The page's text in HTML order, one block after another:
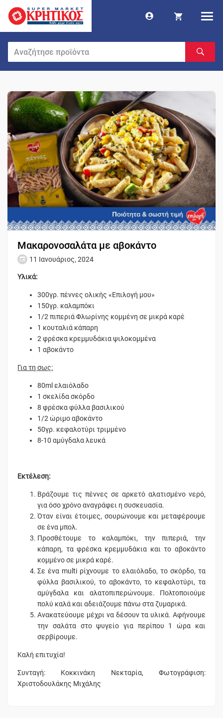
Μακαρονοσαλάτα με αβοκάντο
11 Ιανουάριος, 2024
Υλικά:
300γρ. πέννες ολικής «Επιλογή μου»
150γρ. καλαμπόκι
1/2 πιπεριά Φλωρίνης κομμένη σε μικρά καρέ
1 κουταλιά κάπαρη
2 φρέσκα κρεμμυδάκια ψιλοκομμένα
1 αβοκάντο
Για τη σως:
80ml ελαιόλαδο
1 σκελίδα σκόρδο
8 φρέσκα φύλλα βασιλικού
1/2 ώριμο αβοκάντο
50γρ. κεφαλοτύρι τριμμένο
8-10 αμύγδαλα λευκά
Εκτέλεση:
Βράζουμε τις πέννες σε αρκετό αλατισμένο νερό,
για όσο χρόνο αναγράφει η συσκευασία.
Όταν είναι έτοιμες, σουρώνουμε και μεταφέρουμε
σε ένα μπολ.
Προσθέτουμε το καλαμπόκι, την πιπεριά, την
κάπαρη, τα φρέσκα κρεμμυδάκια και το αβοκάντο
κομμένο σε μικρά καρέ.
Σε ένα multi ρίχνουμε το ελαιόλαδο, το σκόρδο, τα
φύλλα βασιλικού, το αβοκάντο, το κεφαλοτύρι, τα
αμύγδαλα και αλατοπιπερώνουμε. Πολτοποιούμε
πολύ καλά και αδειάζουμε πάνω στα ζυμαρικά.
Ανακατεύουμε μέχρι να δέσουν τα υλικά. Αφήνουμε
την σαλάτα στο ψυγείο για περίπου 1 ώρα και
σερβίρουμε.
Καλή επιτυχία!
Συνταγή: Κοκκινάκη Νεκταρία, Φωτογράφιση:
Χριστοδουλάκης Μιχάλης